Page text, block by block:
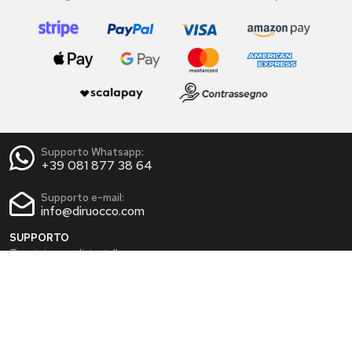
Supporto Whatsapp:
+39 081 877 38 64
Supporto e-mail:
info@diruocco.com
SUPPORTO
Termini e condizioni d'uso